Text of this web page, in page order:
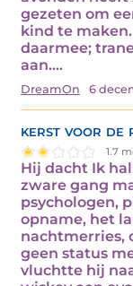
gezeten om
kind te
daarmee;
aan.…
DreamOn 6
kerst voor de
1.7
Hij dacht Ik
zware gang
psychologen,
opname, het
nachtmerries,
geen status
vluchtte hij